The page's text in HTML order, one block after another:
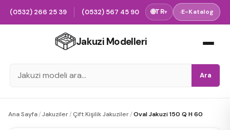
(0532) 266 25 39 (0532) 567 45 90 🌐TR▾ ›E-Katalog
Jakuzi Modelleri
Ara
Ana Sayfa/Jakuziler/Çift Kişilik Jakuziler/Oval Jakuzi 150 Q H 60